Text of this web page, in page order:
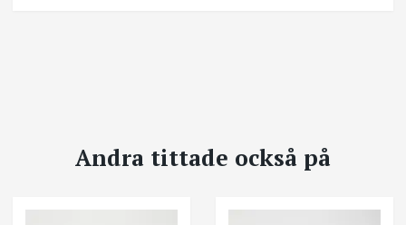
Andra tittade också på